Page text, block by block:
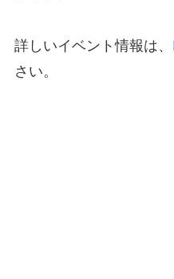
詳しいイベント情報は、
さい。